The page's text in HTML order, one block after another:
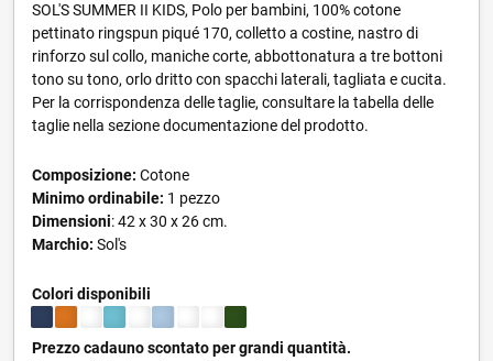
SOL'S SUMMER II KIDS, Polo per bambini, 100% cotone
pettinato ringspun piqué 170, colletto a costine, nastro di
rinforzo sul collo, maniche corte, abbottonatura a tre bottoni
tono su tono, orlo dritto con spacchi laterali, tagliata e cucita.
Per la corrispondenza delle taglie, consultare la tabella delle
taglie nella sezione documentazione del prodotto.
Composizione: Cotone
Minimo ordinabile: 1 pezzo
Dimensioni: 42 x 30 x 26 cm.
Marchio: Sol's
Colori disponibili
Prezzo cadauno scontato per grandi quantità.